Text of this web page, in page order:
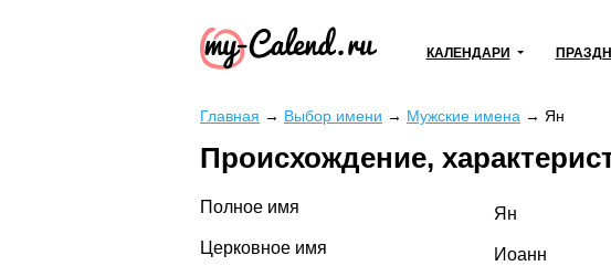
КАЛЕНДАРИ
Главная → Выбор имени → Мужские имена → Ян
Происхождение,
Полное имя
Ян
Церковное имя
Иоанн